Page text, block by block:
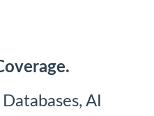
AI